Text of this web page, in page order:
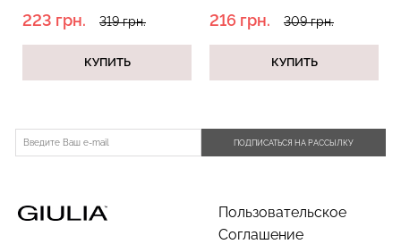
223 грн. 319 грн.
КУПИТЬ
216 грн. 309 грн.
КУПИТЬ
ПОДПИСАТЬСЯ НА РАССЫЛКУ
Пользовательское
Соглашение
Велосипедки с пуш-ап
(черный) Giulia
(бежевый) Giulia